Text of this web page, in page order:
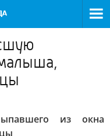
из окна